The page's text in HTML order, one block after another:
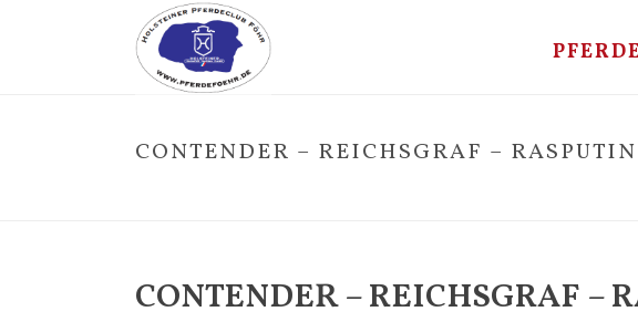
CONTENDER – REICHSGRAF – RASPUTIN
CONTENDER – REICHSGRAF –